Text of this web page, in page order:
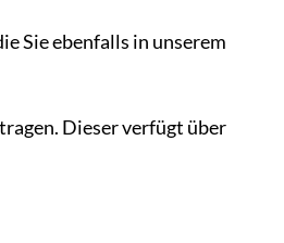
Sie ebenfalls in unserem
Dieser verfügt über